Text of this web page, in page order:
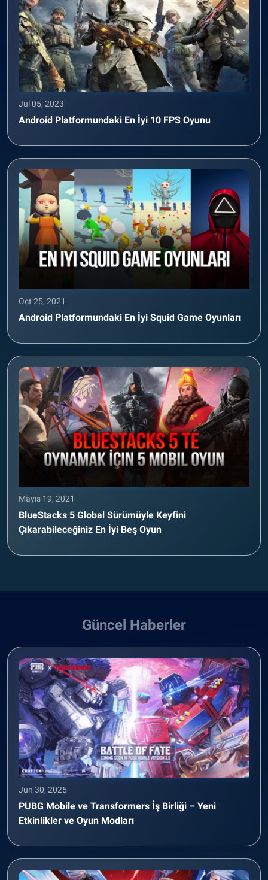
Jul 05, 2023
Android Platformundaki En İyi 10 FPS Oyunu
Oct 25, 2021
Android Platformundaki En İyi Squid Game Oyunları
Mayıs 19, 2021
BlueStacks 5 Global Sürümüyle Keyfini
Çıkarabileceğiniz En İyi Beş Oyun
Güncel Haberler
Jun 30, 2025
PUBG Mobile ve Transformers İş Birliği – Yeni
Etkinlikler ve Oyun Modları